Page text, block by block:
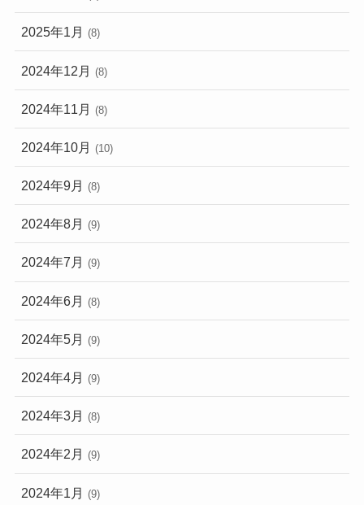
2025年1月 (8)
2024年12月 (8)
2024年11月 (8)
2024年10月 (10)
2024年9月 (8)
2024年8月 (9)
2024年7月 (9)
2024年6月 (8)
2024年5月 (9)
2024年4月 (9)
2024年3月 (8)
2024年2月 (9)
2024年1月 (9)